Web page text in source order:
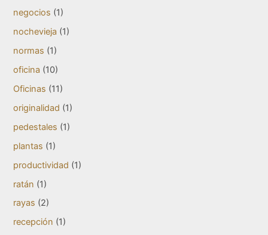
negocios (1)
nochevieja (1)
normas (1)
oficina (10)
Oficinas (11)
originalidad (1)
pedestales (1)
plantas (1)
productividad (1)
ratán (1)
rayas (2)
recepción (1)